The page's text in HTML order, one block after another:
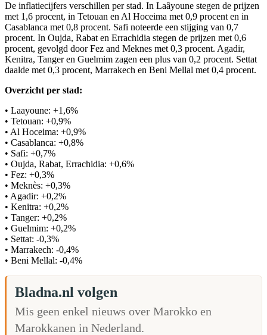
De inflatiecijfers verschillen per stad. In Laâyoune stegen de prijzen
met 1,6 procent, in Tetouan en Al Hoceima met 0,9 procent en in
Casablanca met 0,8 procent. Safi noteerde een stijging van 0,7
procent. In Oujda, Rabat en Errachidia stegen de prijzen met 0,6
procent, gevolgd door Fez and Meknes met 0,3 procent. Agadir,
Kenitra, Tanger en Guelmim zagen een plus van 0,2 procent. Settat
daalde met 0,3 procent, Marrakech en Beni Mellal met 0,4 procent.
Overzicht per stad:
• Laayoune: +1,6%
• Tetouan: +0,9%
• Al Hoceima: +0,9%
• Casablanca: +0,8%
• Safi: +0,7%
• Oujda, Rabat, Errachidia: +0,6%
• Fez: +0,3%
• Meknès: +0,3%
• Agadir: +0,2%
• Kenitra: +0,2%
• Tanger: +0,2%
• Guelmim: +0,2%
• Settat: -0,3%
• Marrakech: -0,4%
• Beni Mellal: -0,4%
Bladna.nl volgen
Mis geen enkel nieuws over Marokko en
Marokkanen in Nederland.